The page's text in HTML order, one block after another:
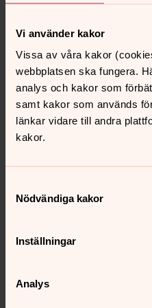
Vi använder kakor
Vissa av våra kakor
webbplatsen ska fungera.
analys och kakor som
samt kakor som används
länkar vidare till andra
kakor.
Nödvändiga kakor
Inställningar
Analys
Projektet i Västerhejde
Egendomsnämnden
prästlönetillgångar - jord,
10 500 ha. Den löpande
egendomsförvaltningen.